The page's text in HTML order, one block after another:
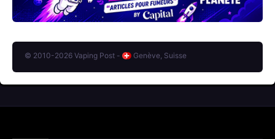
© 2010-2026 Vaping Post - Genève, Suisse